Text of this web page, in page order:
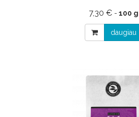
7,30 € - 100 g
daugiau